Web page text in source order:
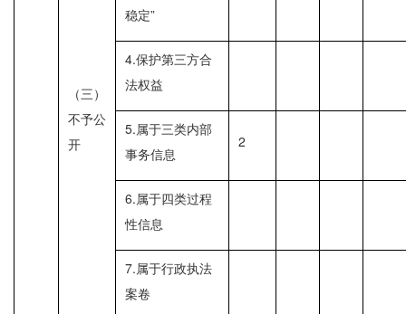
（三）
不予公
开
稳定”
4.保护第三方合
法权益
5.属于三类内部
事务信息
2
6.属于四类过程
性信息
7.属于行政执法
案卷